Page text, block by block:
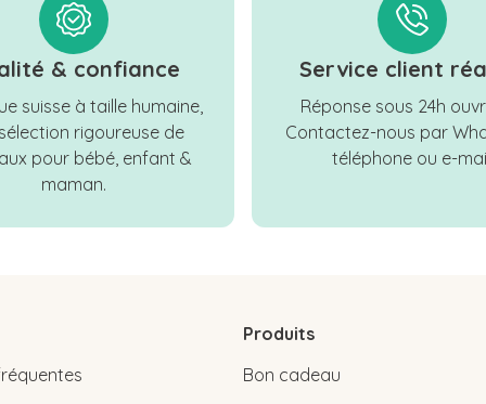
& confiance
suisse à taille humaine,
rigoureuse de
pour bébé, enfant &
maman.
Service client
Réponse sous 24h
Contactez-nous par
téléphone ou e-
Produits
Bon cadeau